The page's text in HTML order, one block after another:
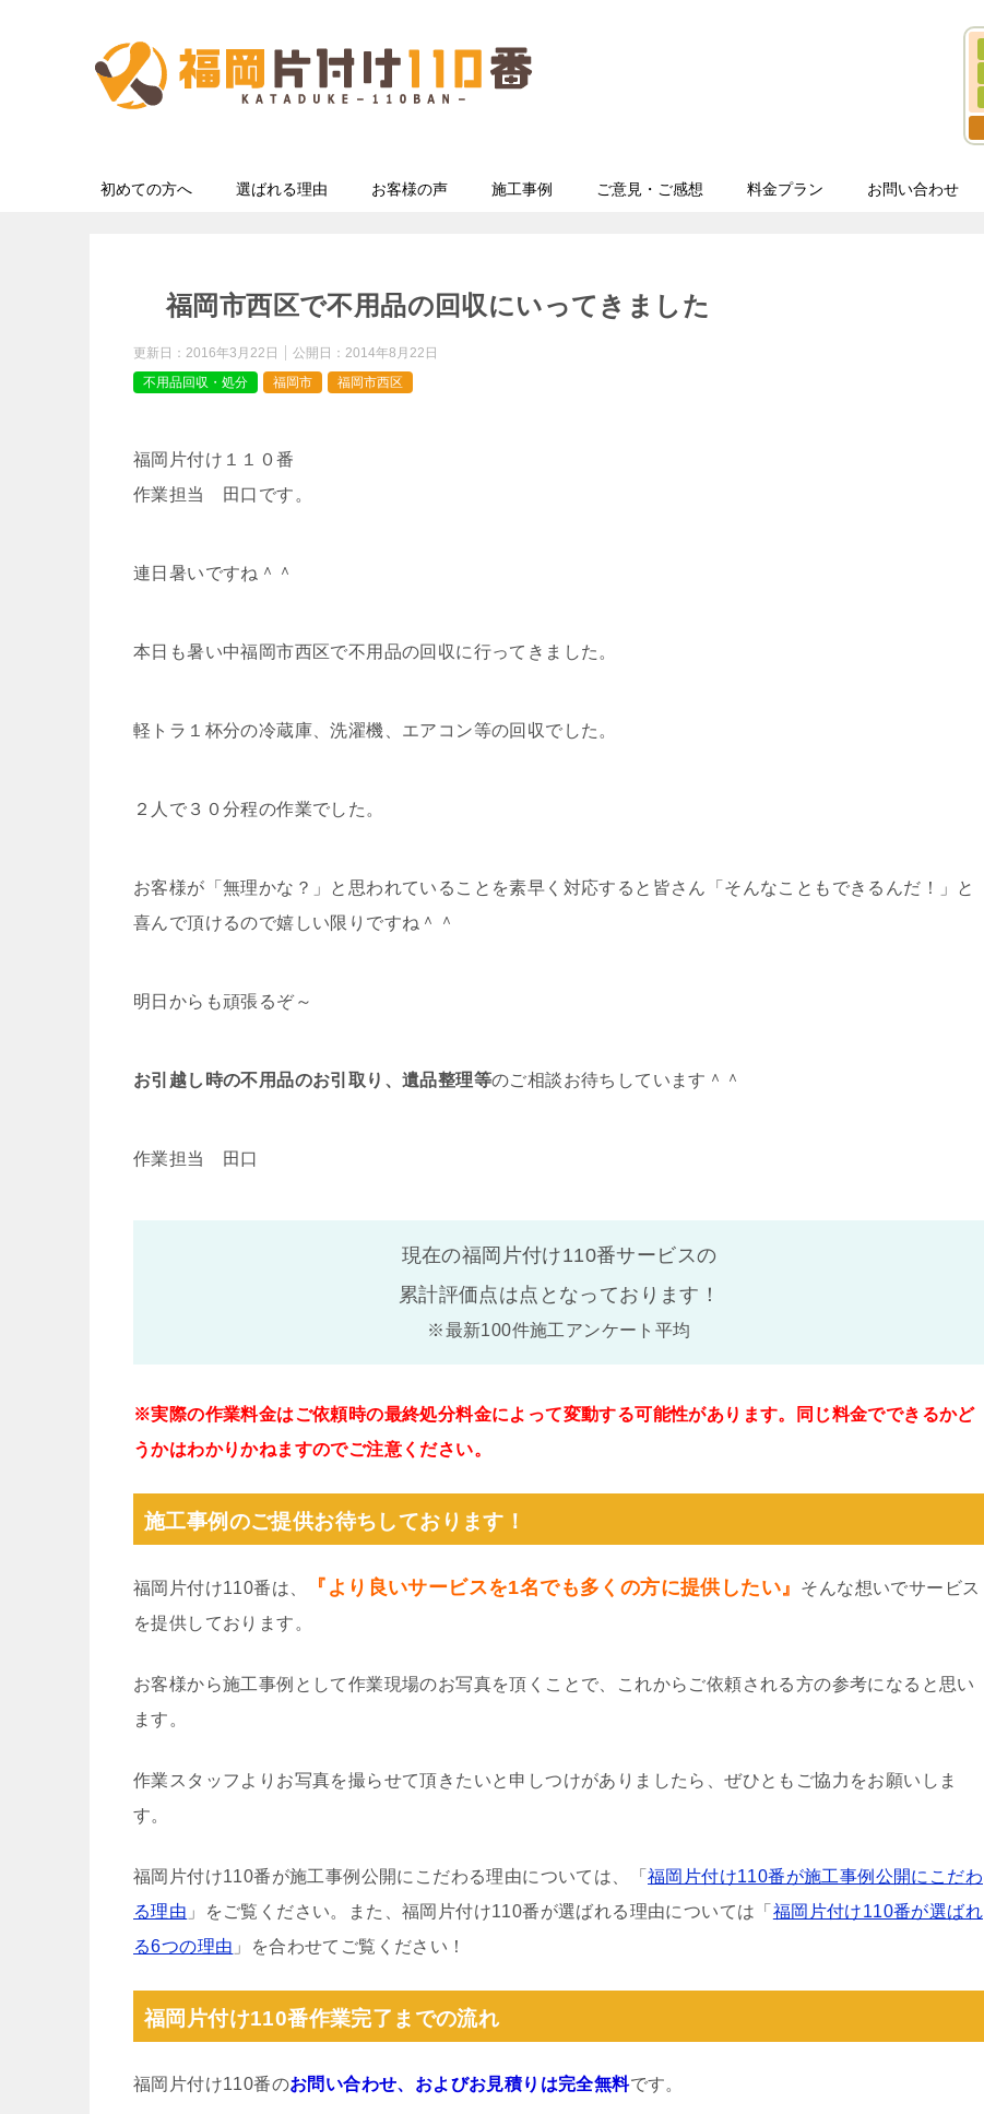
初めての方へ 選ばれる理由 お客様の声 施工事例 ご意見・ご感想 料金プラン お問い合わせ
福岡市西区で不用品の回収にいってきました
更新日： 2016年3月22日 公開日： 2014年8月22日
不用品回収・処分
福岡市 福岡市西区
福岡片付け１１０番
作業担当 田口です。
連日暑いですね＾＾
本日も暑い中福岡市西区で不用品の回収に行ってきました。
軽トラ１杯分の冷蔵庫、洗濯機、エアコン等の回収でした。
２人で３０分程の作業でした。
お客様が「無理かな？」と思われていることを素早く対応すると皆さん「そんなこともできるんだ！」と
喜んで頂けるので嬉しい限りですね＾＾
明日からも頑張るぞ～
お引越し時の不用品のお引取り、遺品整理等のご相談お待ちしています＾＾
作業担当 田口
現在の福岡片付け110番サービスの
累計評価点は点となっております！
※最新100件施工アンケート平均
※実際の作業料金はご依頼時の最終処分料金によって変動する可能性があります。同じ料金でできるかど
うかはわかりかねますのでご注意ください。
施工事例のご提供お待ちしております！
福岡片付け110番は、 『より良いサービスを1名でも多くの方に提供したい』
そんな想いでサービス
を提供しております。
お客様から施工事例として作業現場のお写真を頂くことで、これからご依頼される方の参考になると思い
ます。
作業スタッフよりお写真を撮らせて頂きたいと申しつけがありましたら、ぜひともご協力をお願いしま
す。
福岡片付け110番が施工事例公開にこだわる理由については、「 福岡片付け110番が施工事例公開にこだわ
る理由 」をご覧ください。また、福岡片付け110番が選ばれる理由については「 福岡片付け110番が選ばれ
る6つの理由 」を合わせてご覧ください！
福岡片付け110番作業完了までの流れ
福岡片付け110番のお問い合わせ、およびお見積りは完全無料です。